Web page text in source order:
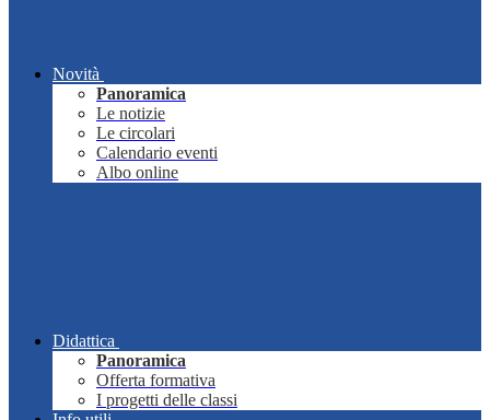
Novità
Panoramica
Le notizie
Le circolari
Calendario eventi
Albo online
Didattica
Panoramica
Offerta formativa
I progetti delle classi